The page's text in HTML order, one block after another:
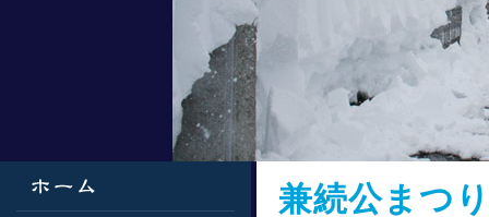
兼続公まつ